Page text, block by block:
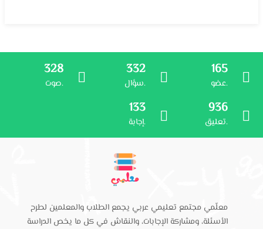
165
عضو.
332
سؤال.
328
صوت.
936
تعليق.
133
إجابة.
معلّمي مجتمع تعليمي عربي يجمع الطلاب والمعلمين لطرح
الأسئلة، ومشاركة الإجابات، والنقاش في كل ما يخص الدراسة